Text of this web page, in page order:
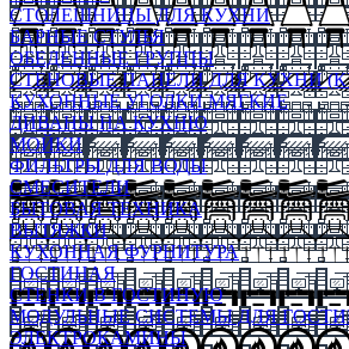
СТОЛЕШНИЦЫ ДЛЯ КУХНИ
БАРНЫЕ СТУЛЬЯ
ОБЕДЕННЫЕ ГРУППЫ
СТЕНОВЫЕ ПАНЕЛИ ДЛЯ КУХНИ
КУХОННЫЕ УГОЛКИ МЯГКИЕ
ДИВАНЫ НА КУХНЮ
МОЙКИ
ФИЛЬТРЫ ДЛЯ ВОДЫ
СМЕСИТЕЛИ
БЫТОВАЯ ТЕХНИКА
ВЫТЯЖКИ
КУХОННАЯ ФУРНИТУРА
ГОСТИНАЯ
СТЕНКИ В ГОСТИНУЮ
МОДУЛЬНЫЕ СИСТЕМЫ ДЛЯ
ЭЛЕКТРОКАМИНЫ